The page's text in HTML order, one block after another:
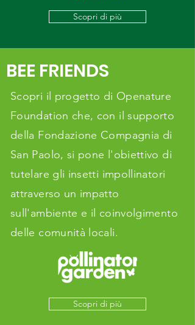
Scopri di più
BEE FRIENDS
Scopri il progetto di Openature
Foundation che, con il supporto
della Fondazione Compagnia di
San Paolo, si pone l'obiettivo di
tutelare gli insetti impollinatori
attraverso un impatto
sull'ambiente e il coinvolgimento
delle comunità locali.
Scopri di più